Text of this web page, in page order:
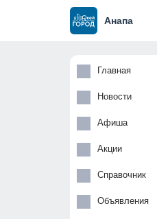
Анапа
Главная
Новости
Афиша
Акции
Справочник
Объявления